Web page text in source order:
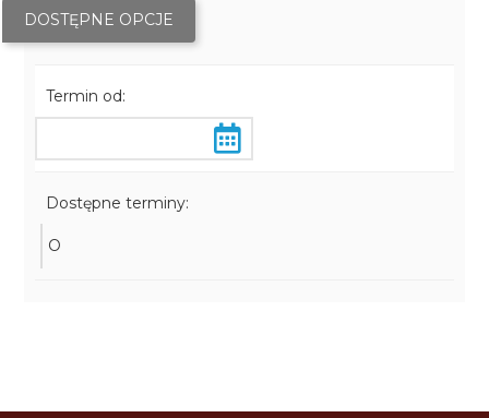
DOSTĘPNE OPCJE
Termin od:
Dostępne terminy:
O